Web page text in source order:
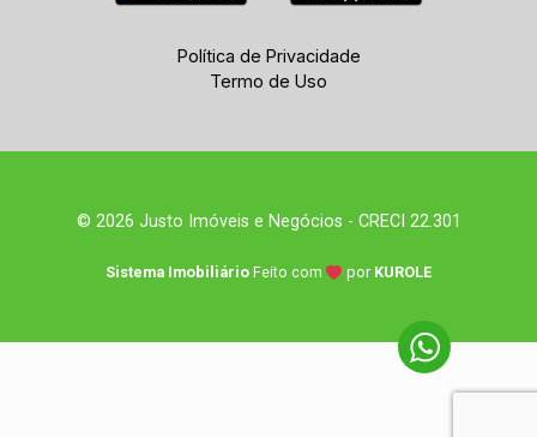
Política de Privacidade
Termo de Uso
© 2026 Justo Imóveis e Negócios - CRECI 22.301
Sistema Imobiliário Feito com por KUROLE